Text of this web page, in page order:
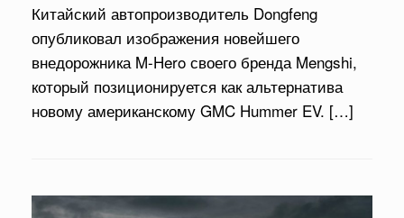
Китайский автопроизводитель Dongfeng
опубликовал изображения новейшего
внедорожника M-Hero своего бренда Mengshi,
который позиционируется как альтернатива
новому американскому GMC Hummer EV. […]